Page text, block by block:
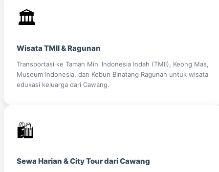
🏛️
Wisata TMII & Ragunan
Transportasi ke Taman Mini Indonesia Indah (TMII), Keong Mas,
Museum Indonesia, dan Kebun Binatang Ragunan untuk wisata
edukasi keluarga dari Cawang.
🛍️
Sewa Harian & City Tour dari Cawang